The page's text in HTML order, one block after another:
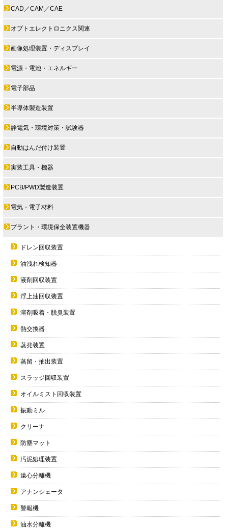
CAD／CAM／CAE
オプトエレクトロニクス関連
画像処理装置・ディスプレイ
電源・電池・エネルギー
電子部品
半導体製造装置
静電気・環境対策・試験器
自動はんだ付け装置
実装工具・機器
PCB/PWD製造装置
電気・電子材料
プラント・環境保全装置機器
ドレン回収装置
油洩れ検知器
液剤回収装置
浮上油回収装置
溶剤吸着・脱臭装置
熱交換器
蒸発装置
蒸留・抽出装置
スラッジ回収装置
オイルミスト回収装置
振動ミル
クリーナ
防塵マット
汚泥処理装置
遠心分離機
アナンシェータ
警報機
油水分離機